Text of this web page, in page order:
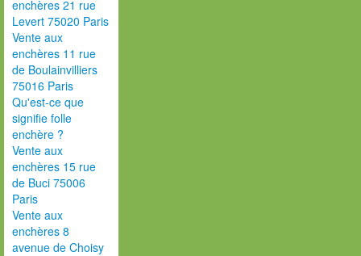
enchères 21 rue
Levert 75020 Paris
Vente aux
enchères 11 rue
de Boulainvilliers
75016 Paris
Qu'est-ce que
signifie folle
enchère ?
Vente aux
enchères 15 rue
de Buci 75006
Paris
Vente aux
enchères 8
avenue de Choisy